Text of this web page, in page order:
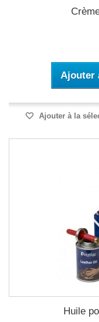
Ajouter
Ajouter à la
Huile